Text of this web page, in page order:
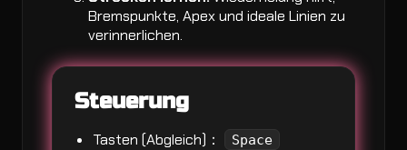
Bremspunkte, Apex und ideale Linien zu
verinnerlichen.
Steuerung
Tasten (Abgleich)： Space